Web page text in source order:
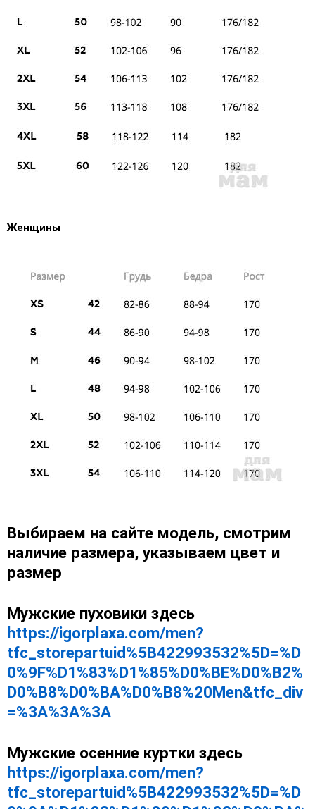
Женщины
Выбираем на сайте модель, смотрим
наличие размера, указываем цвет и
размер
Мужские пуховики здесь
https://igorplaxa.com/men?
tfc_storepartuid%5B422993532%5D=%D
0%9F%D1%83%D1%85%D0%BE%D0%B2%
D0%B8%D0%BA%D0%B8%20Men&tfc_div
=%3A%3A%3A
Мужские осенние куртки здесь
https://igorplaxa.com/men?
tfc_storepartuid%5B422993532%5D=%D